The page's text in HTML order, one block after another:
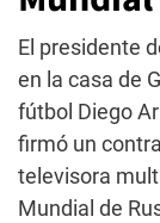
El presidente
en la casa de
fútbol Diego
firmó un
televisora
Mundial de